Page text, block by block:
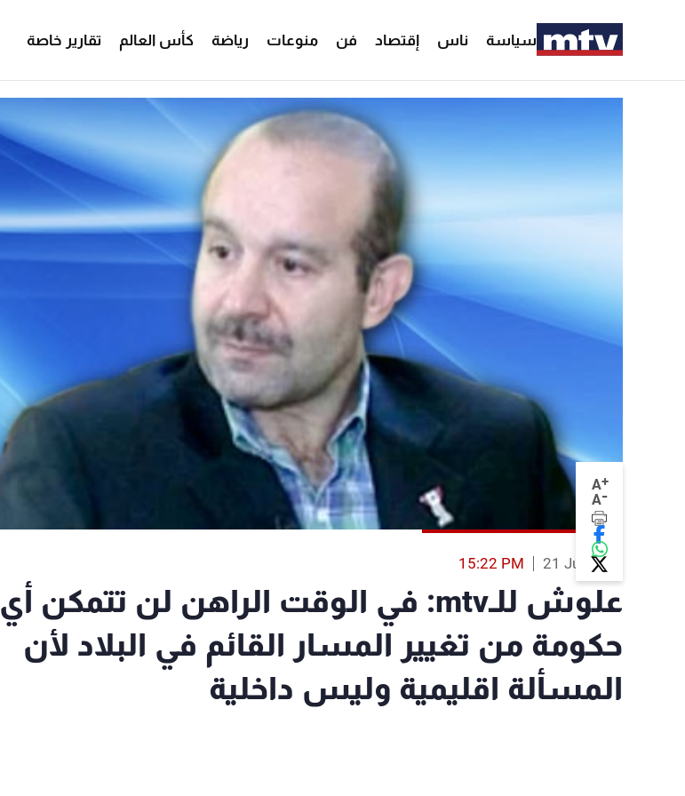
سياسة ناس إقتصاد فن منوعات رياضة كأس العالم تقارير خاصة
A+
A-
21 Jul 2013
15:22 PM
علوش للـmtv: في الوقت الراهن لن تتمكن أي
حكومة من تغيير المسار القائم في البلاد لأن
المسألة اقليمية وليس داخلية